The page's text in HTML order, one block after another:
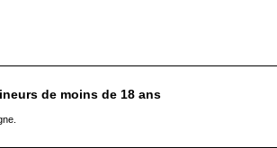
de moins de 18 ans